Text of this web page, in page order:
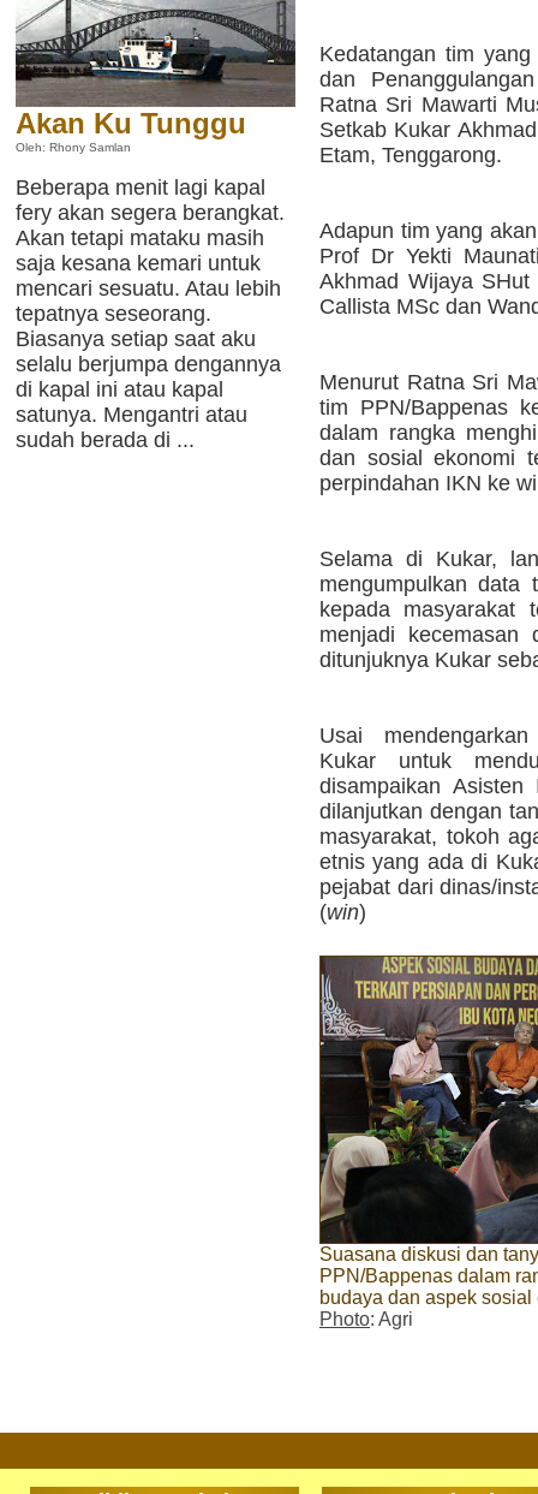
Akan Ku Tunggu
Oleh: Rhony Samlan
Beberapa menit lagi kapal
fery akan segera berangkat.
Akan tetapi mataku masih
saja kesana kemari untuk
mencari sesuatu. Atau lebih
tepatnya seseorang.
Biasanya setiap saat aku
selalu berjumpa dengannya
di kapal ini atau kapal
satunya. Mengantri atau
sudah berada di ...
Kedatangan tim
dan
Ratna Sri Mawarti
Setkab Kukar
Etam, Tenggarong.
Adapun tim yang
Prof Dr Yekti
Akhmad Wijaya
Callista MSc dan
Menurut Ratna Sri
tim PPN/Bappenas
dalam rangka
dan sosial ekonomi
perpindahan IKN ke
Selama di Kukar,
mengumpulkan data
kepada masyarakat
menjadi
ditunjuknya Kukar
Usai
Kukar untuk
disampaikan
dilanjutkan dengan
masyarakat, tokoh
etnis yang ada di
pejabat dari dinas/
(win)
Suasana diskusi dan
PPN/Bappenas dalam
budaya dan aspek
Photo: Agri